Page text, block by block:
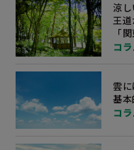
涼
王
「
コ
雲
基
コ